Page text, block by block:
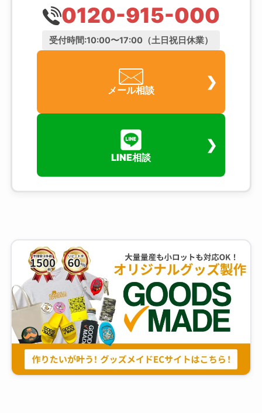
0120-915-000
受付時間:10:00〜17:00（土日祝日休業）
メール相談
LINE相談